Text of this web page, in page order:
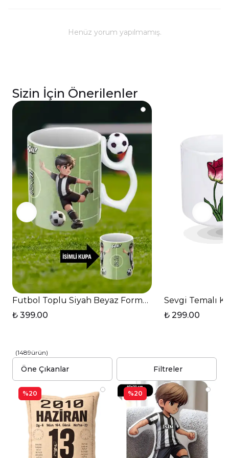
yıkanması önerilmektedir.
Henüz yorum yapılmamış.
Sizin İçin Önerilenler
Futbol Toplu Siyah Beyaz Formalı Futbolcu İsimli
₺ 399.00
Sevgi Temalı
₺ 299.00
(1489ürün)
Filtreler
%20 %20